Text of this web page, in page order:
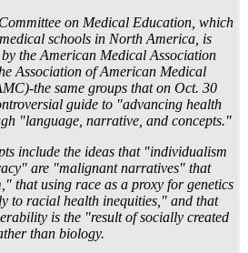
on Medical Education, which
schools in North America, is
by the American Medical Association
Association of American Medical
the same groups that on Oct. 30
guide to "advancing health
"language, narrative, and concepts."
include the ideas that "individualism
are "malignant narratives" that
that using race as a proxy for genetics
to racial health inequities," and that
is the "result of socially created
than biology.